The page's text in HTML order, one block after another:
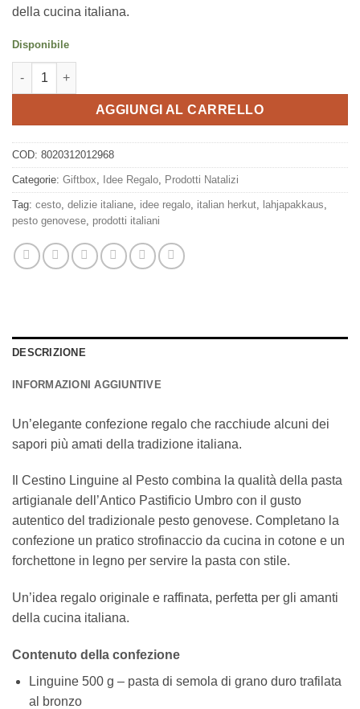
della cucina italiana.
Disponibile
Cestino Linguine al Pesto, Antico Pastificio Umbro quantità
AGGIUNGI AL CARRELLO
COD: 8020312012968
Categorie: Giftbox Idee Regalo Prodotti Natalizi
Tag: cesto delizie italiane idee regalo italian herkut lahjapakkaus
pesto genovese prodotti italiani
DESCRIZIONE
INFORMAZIONI AGGIUNTIVE
Un’elegante confezione regalo che racchiude alcuni dei
sapori più amati della tradizione italiana.
Il Cestino Linguine al Pesto combina la qualità della pasta
artigianale dell’Antico Pastificio Umbro con il gusto
autentico del tradizionale pesto genovese. Completano la
confezione un pratico strofinaccio da cucina in cotone e un
forchettone in legno per servire la pasta con stile.
Un’idea regalo originale e raffinata, perfetta per gli amanti
della cucina italiana.
Contenuto della confezione
Linguine 500 g – pasta di semola di grano duro trafilata
al bronzo